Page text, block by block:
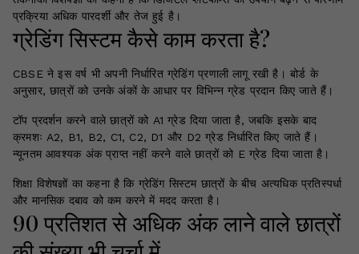
प्रक्रिया अधिक पारदर्शी और तेज हुई है।
ग्रेडिंग सिस्टम कैसे काम करता है?
CBSE ने इस वर्ष भी अपनी निर्धारित ग्रेडिंग प्रणाली लागू रखी है। बोर्ड के
अनुसार, छात्रों को उनके अंकों के आधार पर विभिन्न ग्रेड प्रदान किए जाते हैं।
टॉप प्रदर्शन करने वाले छात्रों को A1 ग्रेड दिया जाता है, जबकि इसके बाद
क्रमशः A2, B1, B2, C1, C2, D1 और D2 ग्रेड निर्धारित किए जाते हैं।
न्यूनतम आवश्यक अंक प्राप्त नहीं करने वाले छात्रों को E ग्रेड दिया जाता है।
शिक्षा विशेषज्ञों का कहना है कि ग्रेडिंग सिस्टम छात्रों के बीच अत्यधिक प्रतिस्पर्धा
और मानसिक दबाव को कम करने में मदद करता है।
90 प्रतिशत से अधिक अंक लाने वाले छात्रों